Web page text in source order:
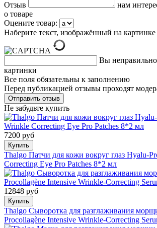
Отзыв
нам
о товаре
Оцените товар:
Наберите текст, изображённый на картинке
Вы неправильно
картинки
Все поля обязательны к заполнению
Перед публикацией отзывы проходят
Не забудьте купить
7200 руб
Купить
Thalgo Патчи для кожи вокруг глаз Hyalu-
Correcting Eye Pro Patches 8*2 мл
12848 руб
Купить
Thalgo Сыворотка для разглаживания
Procollagène Intensive Wrinkle-Correcting